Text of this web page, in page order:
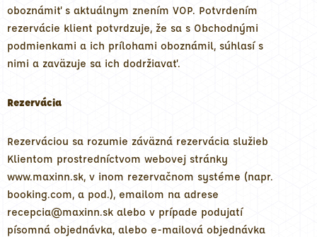
oboznámiť s aktuálnym znením VOP. Potvrdením
rezervácie klient potvrdzuje, že sa s Obchodnými
podmienkami a ich prílohami oboznámil, súhlasí s
nimi a zaväzuje sa ich dodržiavať.
Rezervácia
Rezerváciou sa rozumie záväzná rezervácia služieb
Klientom prostredníctvom webovej stránky
www.maxinn.sk, v inom rezervačnom systéme (napr.
booking.com, a pod.), emailom na adrese
recepcia@maxinn.sk alebo v prípade podujatí
písomná objednávka, alebo e-mailová objednávka